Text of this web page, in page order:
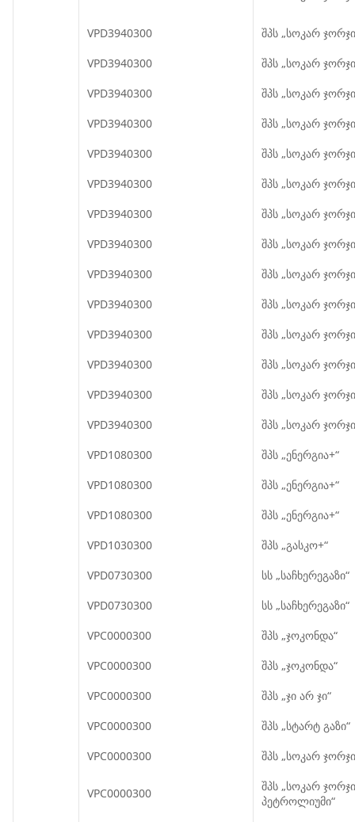
VPD3940300
შპს „სოკარ
VPD3940300
შპს „სოკარ
VPD3940300
შპს „სოკარ
VPD3940300
შპს „სოკარ
VPD3940300
შპს „სოკარ
VPD3940300
შპს „სოკარ
VPD3940300
შპს „სოკარ
VPD3940300
შპს „სოკარ
VPD3940300
შპს „სოკარ
VPD3940300
შპს „სოკარ
VPD3940300
შპს „სოკარ
VPD3940300
შპს „სოკარ
VPD3940300
შპს „სოკარ
VPD3940300
შპს „სოკარ
VPD1080300
შპს „ენერგია+“
VPD1080300
შპს „ენერგია+“
VPD1080300
შპს „ენერგია+“
VPD1030300
შპს „გასკო+“
VPD0730300
სს „საჩხერეგაზი“
VPD0730300
სს „საჩხერეგაზი“
VPC0000300
შპს „ჯოკონდა“
VPC0000300
შპს „ჯოკონდა“
VPC0000300
შპს „ჯი არ ჯი“
VPC0000300
შპს „სტარტ გაზი“
VPC0000300
შპს „სოკარ
VPC0000300
შპს „სოკარ
პეტროლიუმი“